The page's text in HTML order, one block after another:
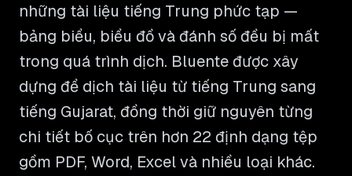
những tài liệu tiếng Trung phức tạp —
bảng biểu, biểu đồ và đánh số đều bị mất
trong quá trình dịch. Bluente được xây
dựng để dịch tài liệu từ tiếng Trung sang
tiếng Gujarat, đồng thời giữ nguyên từng
chi tiết bố cục trên hơn 22 định dạng tệp
gồm PDF, Word, Excel và nhiều loại khác.